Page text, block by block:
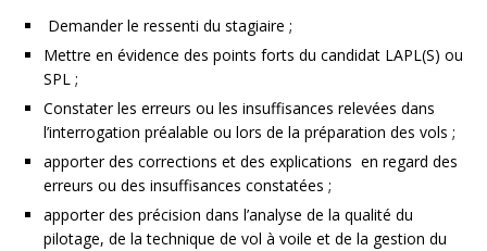
Demander le ressenti du stagiaire ;
Mettre en évidence des points forts du candidat LAPL(S) ou
SPL ;
Constater les erreurs ou les insuffisances relevées dans
l’interrogation préalable ou lors de la préparation des vols ;
apporter des corrections et des explications en regard des
erreurs ou des insuffisances constatées ;
apporter des précision dans l’analyse de la qualité du
pilotage, de la technique de vol à voile et de la gestion du